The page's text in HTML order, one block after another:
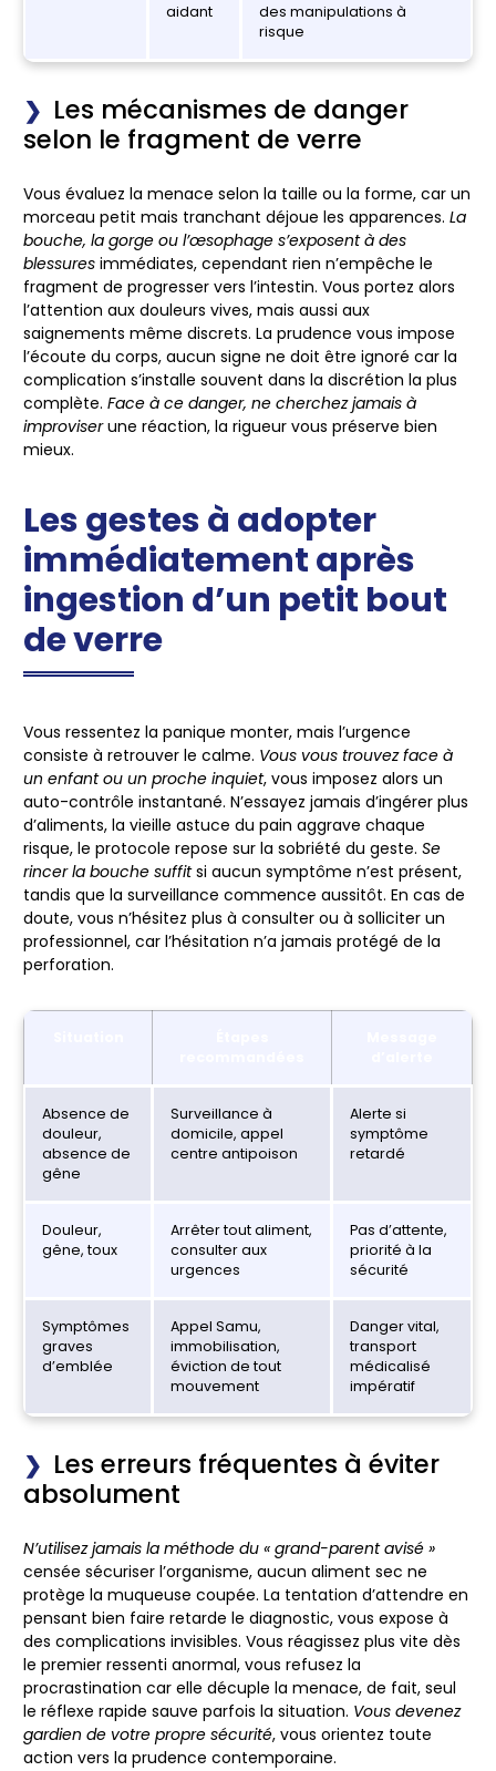
aidant
des manipulations à
risque
Les mécanismes de danger
selon le fragment de verre
Vous évaluez la menace selon la taille ou la forme, car un
morceau petit mais tranchant déjoue les apparences. La
bouche, la gorge ou l’œsophage s’exposent à des
blessures immédiates, cependant rien n’empêche le
fragment de progresser vers l’intestin. Vous portez alors
l’attention aux douleurs vives, mais aussi aux
saignements même discrets. La prudence vous impose
l’écoute du corps, aucun signe ne doit être ignoré car la
complication s’installe souvent dans la discrétion la plus
complète. Face à ce danger, ne cherchez jamais à
improviserune réaction, la rigueur vous préserve bien
mieux.
Les gestes à adopter
immédiatement après
ingestion d’un petit bout
de verre
Vous ressentez la panique monter, mais l’urgence
consiste à retrouver le calme. Vous vous trouvez face à
un enfant ou un proche inquiet, vous imposez alors un
auto-contrôle instantané. N’essayez jamais d’ingérer plus
d’aliments, la vieille astuce du pain aggrave chaque
risque, le protocole repose sur la sobriété du geste. Se
rincer la bouche suffitsi aucun symptôme n’est présent,
tandis que la surveillance commence aussitôt. En cas de
doute, vous n’hésitez plus à consulter ou à solliciter un
professionnel, car l’hésitation n’a jamais protégé de la
perforation.
Absence de
douleur,
absence de
gêne
Surveillance à
domicile, appel
centre antipoison
Alerte si
symptôme
retardé
Douleur,
gêne, toux
Arrêter tout aliment,
consulter aux
urgences
Pas d’attente,
priorité à la
sécurité
Symptômes
graves
d’emblée
Appel Samu,
immobilisation,
éviction de tout
mouvement
Danger vital,
transport
médicalisé
impératif
Les erreurs fréquentes à éviter
absolument
N’utilisez jamais la méthode du « grand-parent avisé »
censée sécuriser l’organisme, aucun aliment sec ne
protège la muqueuse coupée. La tentation d’attendre en
pensant bien faire retarde le diagnostic, vous expose à
des complications invisibles. Vous réagissez plus vite dès
le premier ressenti anormal, vous refusez la
procrastination car elle décuple la menace, de fait, seul
le réflexe rapide sauve parfois la situation. Vous devenez
gardien de votre propre sécurité, vous orientez toute
action vers la prudence contemporaine.